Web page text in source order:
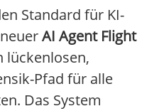
Standard für KI-
AI Agent Flight
Pfad für alle
Das System